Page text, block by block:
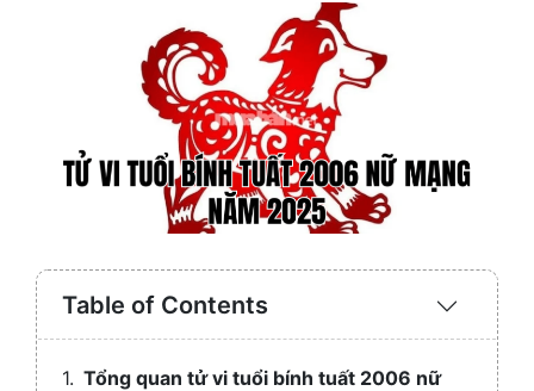
Table of Contents
Expand
Tổng quan tử vi tuổi bính tuất 2006 nữ